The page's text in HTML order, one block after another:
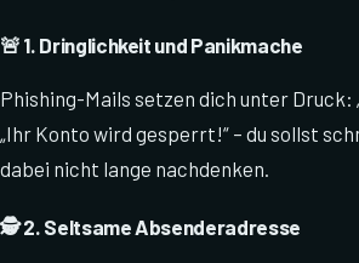
🚨 1. Dringlichkeit und Panikmache
Phishing-Mails setzen dich unter Druck:
„Ihr Konto wird gesperrt!“ – du sollst
dabei nicht lange nachdenken.
🕵️ 2. Seltsame Absenderadresse